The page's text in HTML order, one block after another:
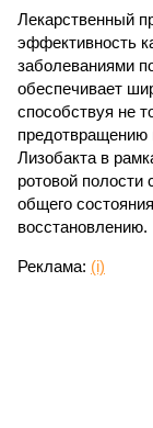
Лекарственный
эффективность
заболеваниями
обеспечивает
способствуя не
предотвращению
Лизобакта в
ротовой
общего
восстановлению.
Реклама: (i)